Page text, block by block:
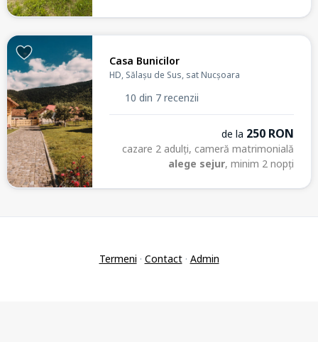
Casa Bunicilor
HD, Sălașu de Sus, sat Nucșoara
10 din 7 recenzii
de la 250 RON
cazare 2 adulți, cameră matrimonială
alege sejur, minim 2 nopți
Termeni · Contact· Admin